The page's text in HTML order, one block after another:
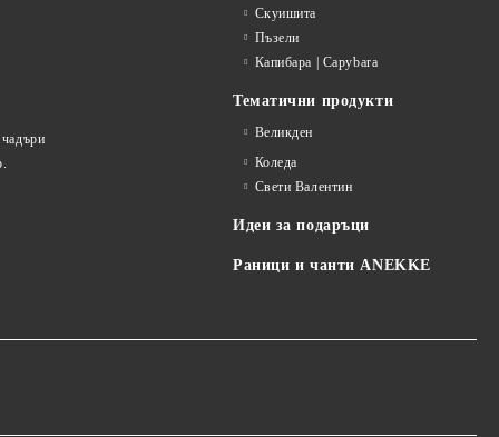
Скуишита
Пъзели
Капибара | Capybara
Тематични продукти
Великден
Коледа
Свети Валентин
Идеи за подаръци
Раници и чанти ANEKKE